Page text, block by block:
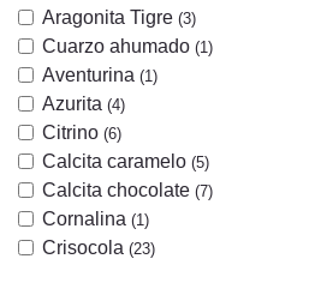
Aragonita Tigre (3)
Cuarzo ahumado (1)
Aventurina (1)
Azurita (4)
Citrino (6)
Calcita caramelo (5)
Calcita chocolate (7)
Cornalina (1)
Crisocola (23)